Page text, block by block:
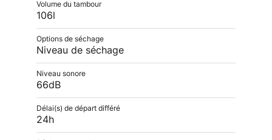
Volume du tambour
106l
Options de séchage
Niveau de séchage
Niveau sonore
66dB
Délai(s) de départ différé
24h